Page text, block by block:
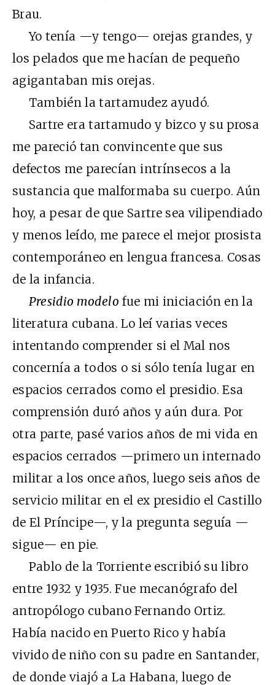
Brau.
Yo tenía —y tengo— orejas grandes, y
los pelados que me hacían de pequeño
agigantaban mis orejas.
También la tartamudez ayudó.
Sartre era tartamudo y bizco y su prosa
me pareció tan convincente que sus
defectos me parecían intrínsecos a la
sustancia que malformaba su cuerpo. Aún
hoy, a pesar de que Sartre sea vilipendiado
y menos leído, me parece el mejor prosista
contemporáneo en lengua francesa. Cosas
de la infancia.
Presidio modelo fue mi iniciación en la
literatura cubana. Lo leí varias veces
intentando comprender si el Mal nos
concernía a todos o si sólo tenía lugar en
espacios cerrados como el presidio. Esa
comprensión duró años y aún dura. Por
otra parte, pasé varios años de mi vida en
espacios cerrados —primero un internado
militar a los once años, luego seis años de
servicio militar en el ex presidio el Castillo
de El Príncipe—, y la pregunta seguía —
sigue— en pie.
Pablo de la Torriente escribió su libro
entre 1932 y 1935. Fue mecanógrafo del
antropólogo cubano Fernando Ortiz.
Había nacido en Puerto Rico y había
vivido de niño con su padre en Santander,
de donde viajó a La Habana, luego de